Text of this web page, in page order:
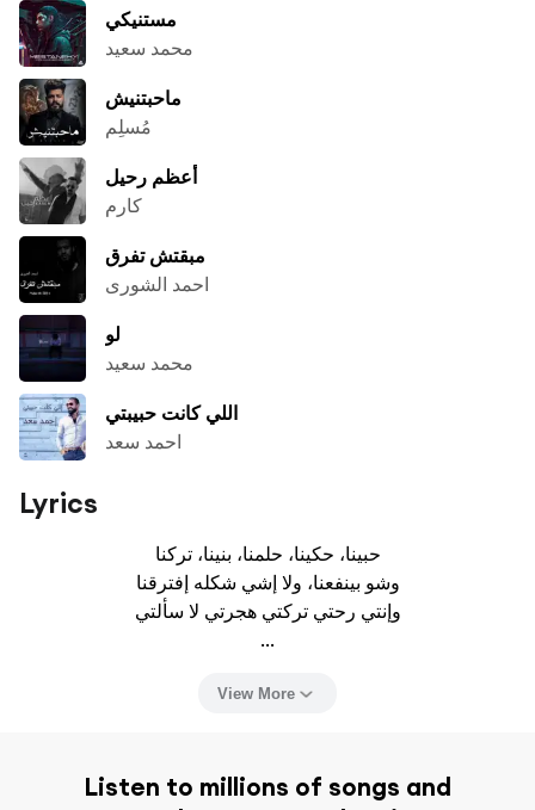
مستنيكي
محمد سعيد
ماحبتنيش
مُسلِم
أعظم رحيل
كارم
مبقتش تفرق
احمد الشورى
لو
محمد سعيد
اللي كانت حبيبتي
احمد سعد
Lyrics
حبينا، حكينا، حلمنا، بنينا، تركنا
وشو بينفعنا، ولا إشي شكله إفترقنا
وإنتي رحتي تركتي هجرتي لا سألتي
...
View More
Listen to millions of songs and